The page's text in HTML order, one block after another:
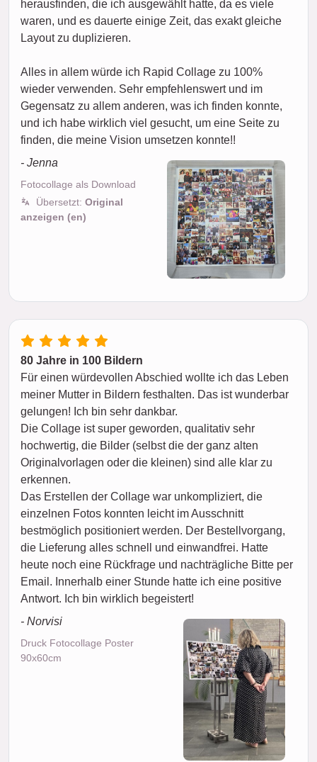
herausfinden, die ich ausgewählt hatte, da es viele
waren, und es dauerte einige Zeit, das exakt gleiche
Layout zu duplizieren.
Alles in allem würde ich Rapid Collage zu 100%
wieder verwenden. Sehr empfehlenswert und im
Gegensatz zu allem anderen, was ich finden konnte,
und ich habe wirklich viel gesucht, um eine Seite zu
finden, die meine Vision umsetzen konnte!!
- Jenna
Fotocollage als Download
Übersetzt: Original
anzeigen (en)
80 Jahre in 100 Bildern
Für einen würdevollen Abschied wollte ich das Leben
meiner Mutter in Bildern festhalten. Das ist wunderbar
gelungen! Ich bin sehr dankbar.
Die Collage ist super geworden, qualitativ sehr
hochwertig, die Bilder (selbst die der ganz alten
Originalvorlagen oder die kleinen) sind alle klar zu
erkennen.
Das Erstellen der Collage war unkompliziert, die
einzelnen Fotos konnten leicht im Ausschnitt
bestmöglich positioniert werden. Der Bestellvorgang,
die Lieferung alles schnell und einwandfrei. Hatte
heute noch eine Rückfrage und nachträgliche Bitte per
Email. Innerhalb einer Stunde hatte ich eine positive
Antwort. Ich bin wirklich begeistert!
- Norvisi
Druck Fotocollage Poster
90x60cm